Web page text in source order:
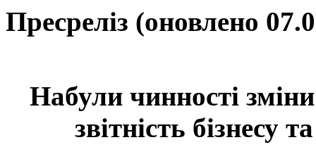
Пресреліз (оновлено
Набули чинності
звітність бізнесу